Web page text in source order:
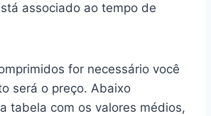
associado ao tempo de
for necessário você
será o preço. Abaixo
tabela com os valores médios,